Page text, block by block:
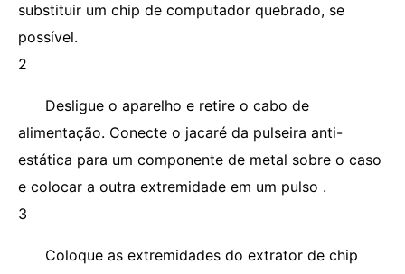
substituir um chip de computador quebrado, se
possível.
2
Desligue o aparelho e retire o cabo de
alimentação. Conecte o jacaré da pulseira anti-
estática para um componente de metal sobre o caso
e colocar a outra extremidade em um pulso .
3
Coloque as extremidades do extrator de chip